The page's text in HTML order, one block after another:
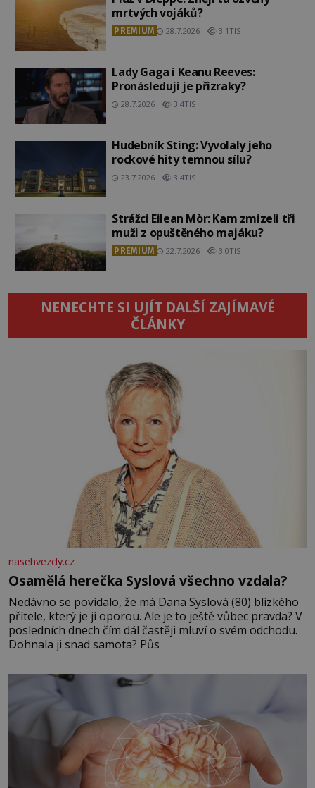
mrtvých vojáků?
PREMIUM 28.7.2026 3.1TIS
Lady Gaga i Keanu Reeves:
Pronásledují je přízraky?
28.7.2026 3.4TIS
Hudebník Sting: Vyvolaly jeho
rockové hity temnou sílu?
23.7.2026 3.4TIS
Strážci Eilean Mòr: Kam zmizeli tři
muži z opuštěného majáku?
PREMIUM 22.7.2026 3.0TIS
NENECHTE SI UJÍT DALŠÍ ZAJÍMAVÉ
ČLÁNKY
nasehvezdy.cz
Osamělá herečka Syslová všechno vzdala?
Nedávno se povídalo, že má Dana Syslová (80) blízkého
přítele, který je jí oporou. Ale je to ještě vůbec pravda? V
posledních dnech čím dál častěji mluví o svém odchodu.
Dohnala ji snad samota? Půs